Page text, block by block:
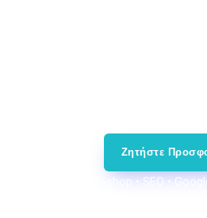
Ζητήστε
Web Design • E-shop • SEO •